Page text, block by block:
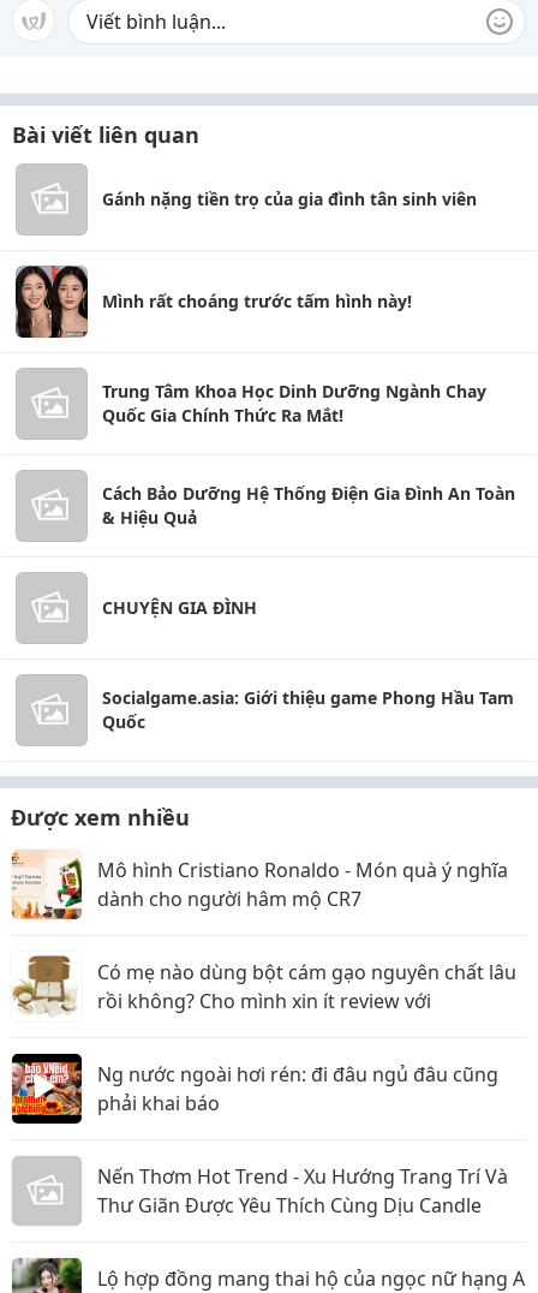
Bài viết liên quan
Gánh nặng tiền trọ của gia đình tân sinh viên
Mình rất choáng trước tấm hình này!
Trung Tâm Khoa Học Dinh Dưỡng Ngành Chay
Quốc Gia Chính Thức Ra Mắt!
Cách Bảo Dưỡng Hệ Thống Điện Gia Đình An Toàn
& Hiệu Quả
CHUYỆN GIA ĐÌNH
Socialgame.asia: Giới thiệu game Phong Hầu Tam
Quốc
Được xem nhiều
Mô hình Cristiano Ronaldo - Món quà ý nghĩa
dành cho người hâm mộ CR7
Có mẹ nào dùng bột cám gạo nguyên chất lâu
rồi không? Cho mình xin ít review với
Ng nước ngoài hơi rén: đi đâu ngủ đâu cũng
phải khai báo
Nến Thơm Hot Trend - Xu Hướng Trang Trí Và
Thư Giãn Được Yêu Thích Cùng Dịu Candle
Lộ hợp đồng mang thai hộ của ngọc nữ hạng A